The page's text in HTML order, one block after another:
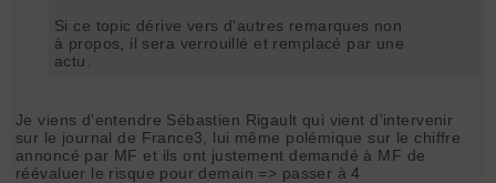
Si ce topic dérive vers d'autres remarques non
à propos, il sera verrouillé et remplacé par une
actu.
Je viens d'entendre Sébastien Rigault qui vient d'intervenir
sur le journal de France3, lui même polémique sur le chiffre
annoncé par MF et ils ont justement demandé à MF de
réévaluer le risque pour demain => passer à 4